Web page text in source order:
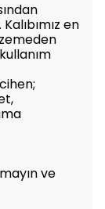
en
ve